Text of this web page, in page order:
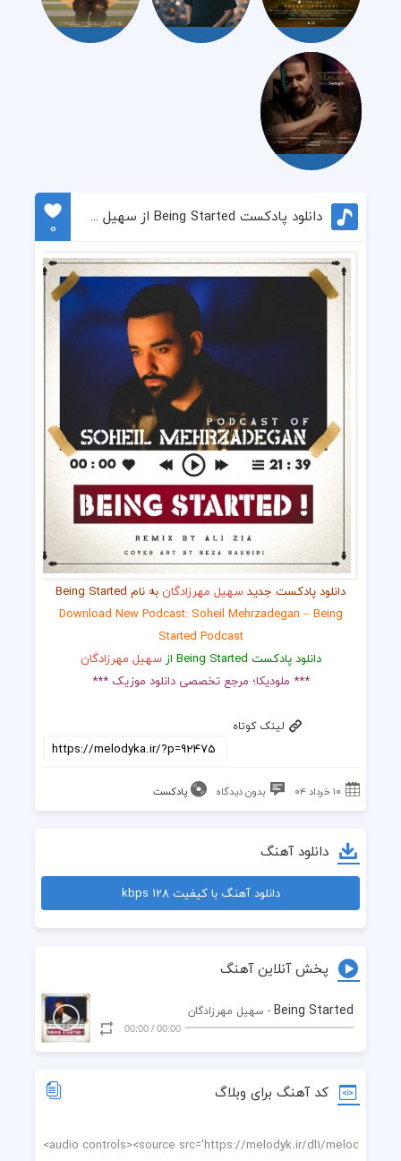
دانلود پادکست Being Started از سهیل مهرزادگان
0
دانلود پادکست جدیدسهیل مهرزادگان به نام Being Started
Download New Podcast: Soheil Mehrzadegan – Being
Started Podcast
دانلود پادکست Being Started از
سهیل مهرزادگان
*** ملودیکا؛ مرجع تخصصی دانلود موزیک ***
لینک کوتاه
۱۰ خرداد ۰۴ بدون دیدگاه پادکست
دانلود آهنگ
دانلود آهنگ با کیفیت 128 kbps
پخش آنلاین آهنگ
Being Started - سهیل مهرزادگان
00:00
/
00:00
کد آهنگ برای وبلاگ